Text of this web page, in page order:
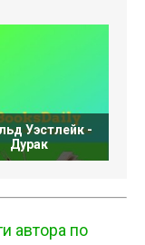
Уэстлейк -
Дурак
автора по